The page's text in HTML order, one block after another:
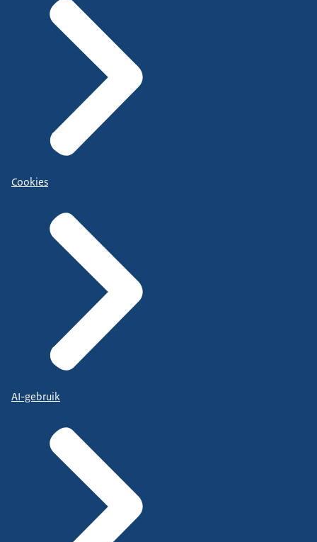
Cookies
AI-gebruik